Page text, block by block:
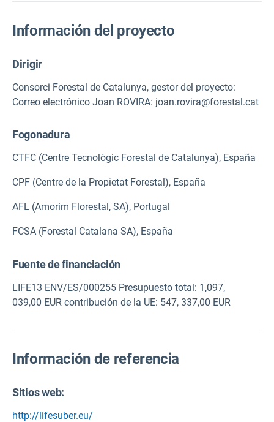
Información del proyecto
Dirigir
Consorci Forestal de Catalunya, gestor del proyecto:
Correo electrónico Joan ROVIRA: joan.rovira@forestal.cat
Fogonadura
CTFC (Centre Tecnològic Forestal de Catalunya), España
CPF (Centre de la Propietat Forestal), España
AFL (Amorim Florestal, SA), Portugal
FCSA (Forestal Catalana SA), España
Fuente de financiación
LIFE13 ENV/ES/000255 Presupuesto total: 1,097,
039,00 EUR contribución de la UE: 547, 337,00 EUR
Información de referencia
Sitios web:
http://lifesuber.eu/